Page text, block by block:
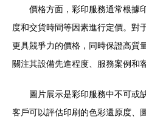
價格方面，彩印服務通常根據
度和交貨時間等因素進行定價。對
更具競爭力的價格，同時保證高質
關注其設備先進程度、服務案例和
圖片展示是彩印服務中不可或
客戶可以評估印刷的色彩還原度、